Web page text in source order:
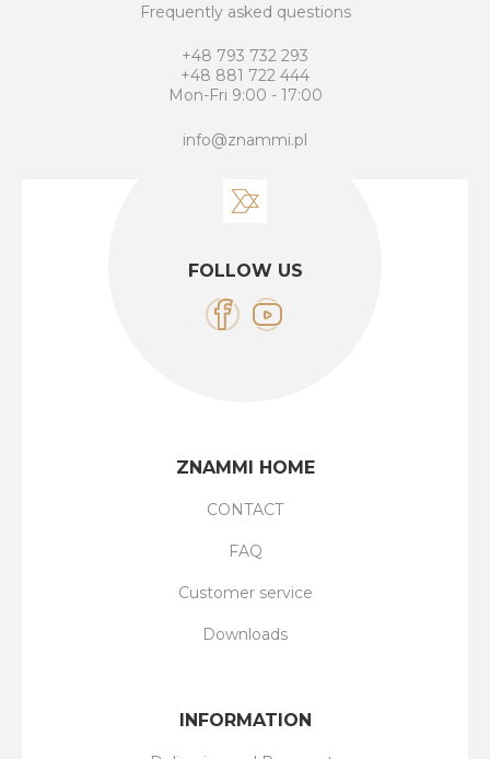
Frequently asked questions
+48 793 732 293
+48 881 722 444
Mon-Fri 9:00 - 17:00
info@znammi.pl
FOLLOW US
ZNAMMI HOME
CONTACT
FAQ
Customer service
Downloads
INFORMATION